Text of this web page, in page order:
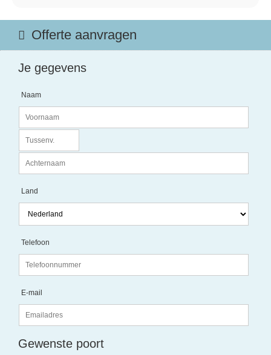
Offerte aanvragen
Je gegevens
Naam
Land
Telefoon
E-mail
Gewenste poort